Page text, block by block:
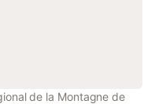
de la Montagne de